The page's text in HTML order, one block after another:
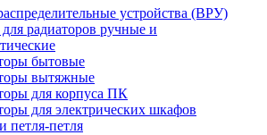
устройства (ВРУ)
радиаторов ручные и
бытовые
вытяжные
для корпуса ПК
для электрических шкафов
петля-петля